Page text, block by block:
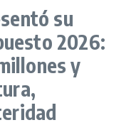
su
2026:
y